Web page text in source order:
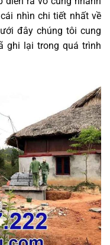
nhìn chi tiết nhất về
đây chúng tôi cung
ghi lại trong quá trình